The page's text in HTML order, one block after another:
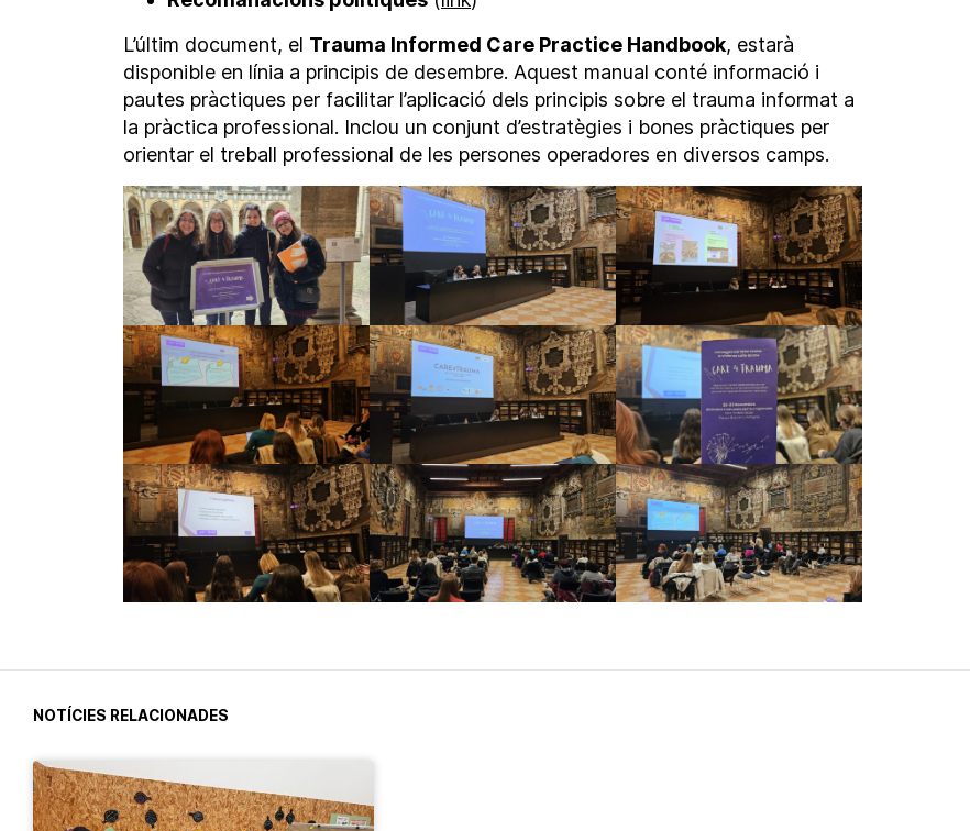
L’últim document, el Trauma Informed Care Practice Handbook, estarà
disponible en línia a principis de desembre. Aquest manual conté informació i
pautes pràctiques per facilitar l’aplicació dels principis sobre el trauma informat a
la pràctica professional. Inclou un conjunt d’estratègies i bones pràctiques per
orientar el treball professional de les persones operadores en diversos camps.
NOTÍCIES RELACIONADES